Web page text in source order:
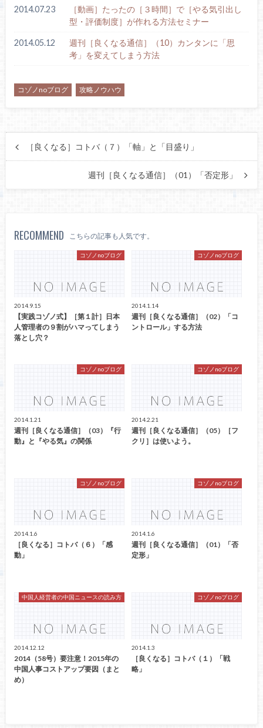
2014.07.23
［動画］たったの［３時間］で［やる気引出し
型・評価制度］が作れる方法セミナー
2014.05.12
週刊［良くなる通信］（10）カンタンに「思
考」を変えてしまう方法
コゾノnoブログ 攻略ノウハウ
［良くなる］コトバ（７）「軸」と「目盛り」
週刊［良くなる通信］（01）「否定形」
RECOMMEND こちらの記事も人気です。
コゾノnoブログ
2014.9.15
【実践コゾノ式】［第１計］日本
人管理者の９割がハマってしまう
落とし穴？
コゾノnoブログ
2014.1.14
週刊［良くなる通信］（02）「コ
ントロール」する方法
コゾノnoブログ
2014.1.21
週刊［良くなる通信］（03）『行
動』と『やる気』の関係
コゾノnoブログ
2014.2.21
週刊［良くなる通信］（05）［フ
クリ］は使いよう。
コゾノnoブログ
2014.1.6
［良くなる］コトバ（６）「感
動」
コゾノnoブログ
2014.1.6
週刊［良くなる通信］（01）「否
定形」
中国人経営者の中国ニュースの読み方
2014.12.12
2014（58号）要注意！2015年の
中国人事コストアップ要因（まと
め）
コゾノnoブログ
2014.1.3
［良くなる］コトバ（１）「戦
略」